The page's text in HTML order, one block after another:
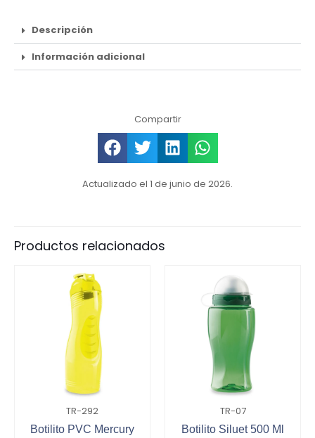
Descripción
Información adicional
Compartir
Actualizado el 1 de junio de 2026.
Productos relacionados
TR-292
Botilito PVC Mercury
TR-07
Botilito Siluet 500 Ml